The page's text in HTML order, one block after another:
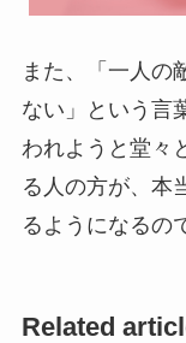
また、「一人の
ない」という言
われようと堂々
る人の方が、本
るようになるの
Related